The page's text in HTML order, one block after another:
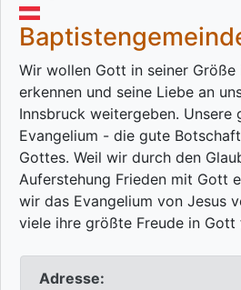
Wir wollen Gott in seiner Größe
erkennen und seine Liebe an
Innsbruck weitergeben. Unsere
Evangelium - die gute
Gottes. Weil wir durch den
Auferstehung Frieden mit Gott
wir das Evangelium von Jesus
viele ihre größte Freude in Gott
Adresse: